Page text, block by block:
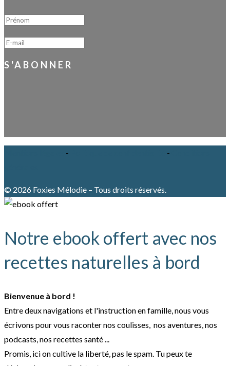
S'ABONNER
- -
© 2026 Foxies Mélodie – Tous droits réservés.
Notre ebook offert avec nos
recettes naturelles à bord
Bienvenue à bord !
Entre deux navigations et l'instruction en famille, nous vous
écrivons pour vous raconter nos coulisses, nos aventures, nos
podcasts, nos recettes santé ...
Promis, ici on cultive la liberté, pas le spam. Tu peux te